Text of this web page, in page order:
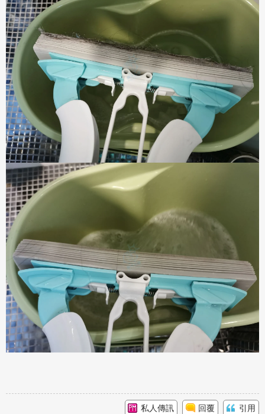
私人傳訊 回覆 引用